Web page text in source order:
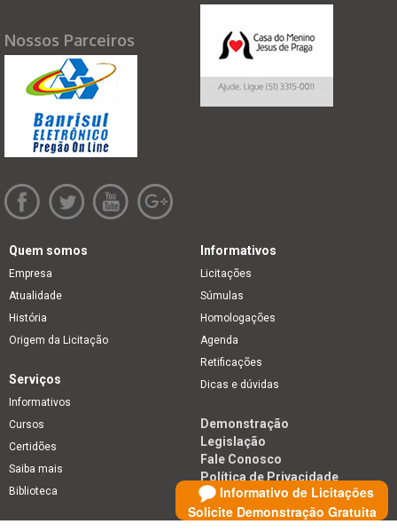
Informativo de Licitações
Solicite Demonstração Gratuita
Nossos Parceiros
Quem somos
Empresa
Atualidade
História
Origem da Licitação
Informativos
Licitações
Súmulas
Homologações
Agenda
Retificações
Dicas e dúvidas
Serviços
Informativos
Cursos
Certidões
Saiba mais
Biblioteca
Demonstração
Legislação
Fale Conosco
Política de Privacidade